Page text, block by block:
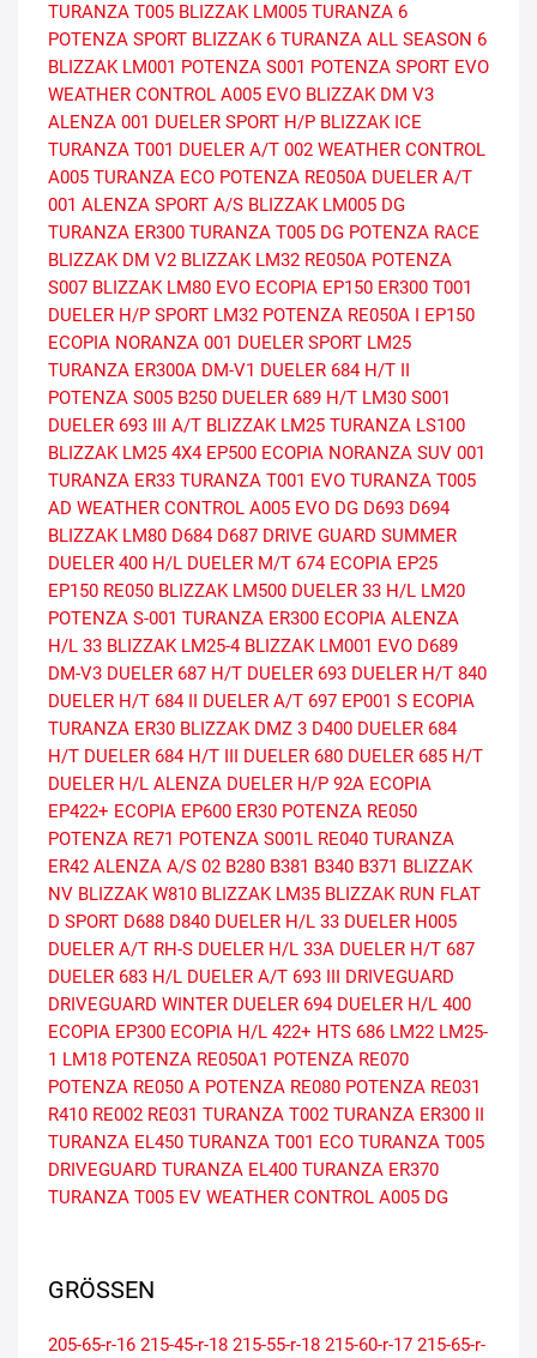
TURANZA T005 BLIZZAK LM005 TURANZA 6
POTENZA SPORT BLIZZAK 6 TURANZA ALL SEASON 6
BLIZZAK LM001 POTENZA S001 POTENZA SPORT EVO
WEATHER CONTROL A005 EVO BLIZZAK DM V3
ALENZA 001 DUELER SPORT H/P BLIZZAK ICE
TURANZA T001 DUELER A/T 002 WEATHER CONTROL
A005 TURANZA ECO POTENZA RE050A DUELER A/T
001 ALENZA SPORT A/S BLIZZAK LM005 DG
TURANZA ER300 TURANZA T005 DG POTENZA RACE
BLIZZAK DM V2 BLIZZAK LM32 RE050A POTENZA
S007 BLIZZAK LM80 EVO ECOPIA EP150 ER300 T001
DUELER H/P SPORT LM32 POTENZA RE050A I EP150
ECOPIA NORANZA 001 DUELER SPORT LM25
TURANZA ER300A DM-V1 DUELER 684 H/T II
POTENZA S005 B250 DUELER 689 H/T LM30 S001
DUELER 693 III A/T BLIZZAK LM25 TURANZA LS100
BLIZZAK LM25 4X4 EP500 ECOPIA NORANZA SUV 001
TURANZA ER33 TURANZA T001 EVO TURANZA T005
AD WEATHER CONTROL A005 EVO DG D693 D694
BLIZZAK LM80 D684 D687 DRIVE GUARD SUMMER
DUELER 400 H/L DUELER M/T 674 ECOPIA EP25
EP150 RE050 BLIZZAK LM500 DUELER 33 H/L LM20
POTENZA S-001 TURANZA ER300 ECOPIA ALENZA
H/L 33 BLIZZAK LM25-4 BLIZZAK LM001 EVO D689
DM-V3 DUELER 687 H/T DUELER 693 DUELER H/T 840
DUELER H/T 684 II DUELER A/T 697 EP001 S ECOPIA
TURANZA ER30 BLIZZAK DMZ 3 D400 DUELER 684
H/T DUELER 684 H/T III DUELER 680 DUELER 685 H/T
DUELER H/L ALENZA DUELER H/P 92A ECOPIA
EP422+ ECOPIA EP600 ER30 POTENZA RE050
POTENZA RE71 POTENZA S001L RE040 TURANZA
ER42 ALENZA A/S 02 B280 B381 B340 B371 BLIZZAK
NV BLIZZAK W810 BLIZZAK LM35 BLIZZAK RUN FLAT
D SPORT D688 D840 DUELER H/L 33 DUELER H005
DUELER A/T RH-S DUELER H/L 33A DUELER H/T 687
DUELER 683 H/L DUELER A/T 693 III DRIVEGUARD
DRIVEGUARD WINTER DUELER 694 DUELER H/L 400
ECOPIA EP300 ECOPIA H/L 422+ HTS 686 LM22 LM25-
1 LM18 POTENZA RE050A1 POTENZA RE070
POTENZA RE050 A POTENZA RE080 POTENZA RE031
R410 RE002 RE031 TURANZA T002 TURANZA ER300 II
TURANZA EL450 TURANZA T001 ECO TURANZA T005
DRIVEGUARD TURANZA EL400 TURANZA ER370
TURANZA T005 EV WEATHER CONTROL A005 DG
GRÖSSEN
205-65-r-16 215-45-r-18 215-55-r-18 215-60-r-17 215-65-r-